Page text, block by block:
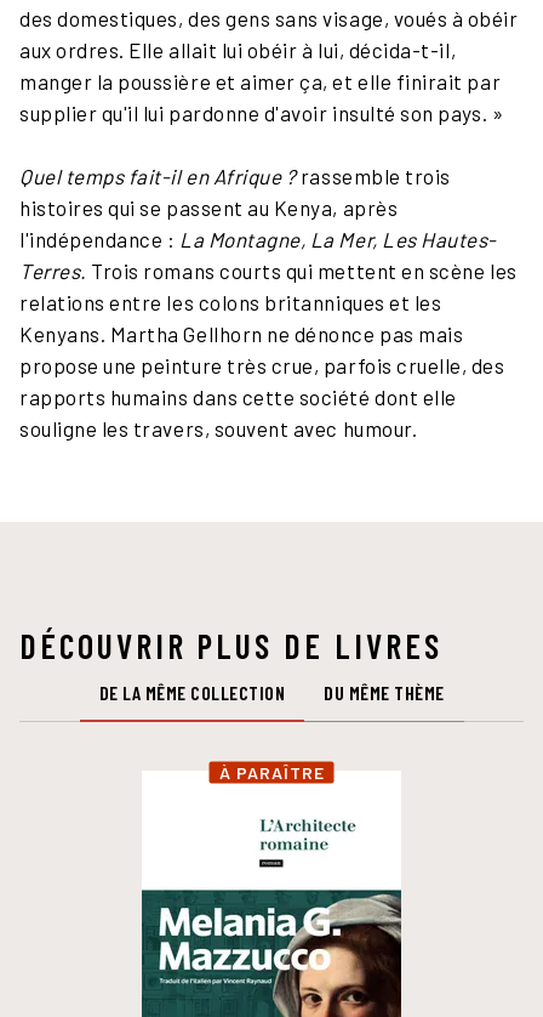
des domestiques, des gens sans visage, voués à obéir
aux ordres. Elle allait lui obéir à lui, décida-t-il,
manger la poussière et aimer ça, et elle finirait par
supplier qu'il lui pardonne d'avoir insulté son pays. »
Quel temps fait-il en Afrique ?rassemble trois
histoires qui se passent au Kenya, après
l'indépendance : La Montagne, La Mer, Les Hautes-
Terres. Trois romans courts qui mettent en scène les
relations entre les colons britanniques et les
Kenyans. Martha Gellhorn ne dénonce pas mais
propose une peinture très crue, parfois cruelle, des
rapports humains dans cette société dont elle
souligne les travers, souvent avec humour.
DÉCOUVRIR PLUS DE LIVRES
DE LA MÊME COLLECTION DU MÊME THÈME
À PARAÎTRE